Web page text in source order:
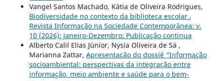
Vangel Santos Machado, Kátia de Oliveira Rodrigues,
Biodiversidade no contexto da biblioteca escolar ,
Revista Informação na Sociedade Contemporânea: v.
10 (2026): Janeiro-Dezembro: Publicação continua
Alberto Calil Elias Júnior, Nysia Oliveira de Sá ,
Marianna Zattar, Apresentação do dossiê “Informação
socioambiental: perspectivas da integração entre
informação, meio ambiente e saúde para o bem-